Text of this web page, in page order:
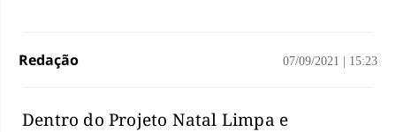
Redação 07/09/2021 15:23
Dentro do Projeto Natal Limpa e